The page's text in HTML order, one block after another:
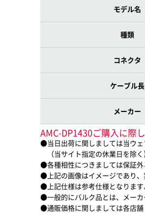
モデル名
種類
コネクタ
ケーブル長
メーカー
AMC-DP1430ご購入に際
●当日出荷に関しましては当ウェ
（当サイト指定の休業日を除く
●各種相性につきましては保証外
●上記の画像はイメージであり、
●上記仕様は参考仕様となります
●一般的にバルク品とは、メーカ
●通販価格に関しましては各店舗